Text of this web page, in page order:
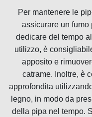
Per mantenere le
assicurare un
dedicare del tempo
utilizzo, è
apposito e
catrame. Inoltre, è
approfondita
legno, in modo da
della pipa nel tempo.